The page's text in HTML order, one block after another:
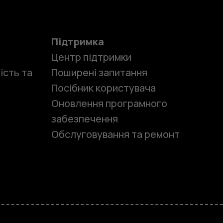
та
Підтримка
Центр підтримки
Поширені запитання
Посібник користувача
Оновлення програмного
забезпечення
Обслуговування та ремонт